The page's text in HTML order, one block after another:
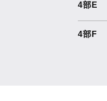
4部E
4部F